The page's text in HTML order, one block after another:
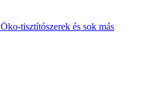
Öko-tisztítószerek és sok más